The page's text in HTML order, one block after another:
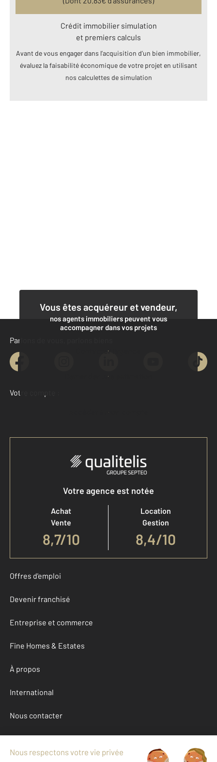
Crédit immobilier simulation
et premiers calculs
Avant de vous engager dans l’acquisition d’un bien immobilier,
évaluez la faisabilité économique de votre projet en utilisant
nos calculettes de simulation
Vous êtes acquéreur et vendeur,
nos agents immobiliers peuvent vous
accompagner dans vos projets
Contacter l'agence
Demander une estimation
Parlons de vous, parlons biens
Votre compte :
Accéder à mon compte
Votre agence est notée
Achat
Vente
8,7/10
Location
Gestion
8,4/10
Offres d'emploi
Devenir franchisé
Entreprise et commerce
Fine Homes & Estates
À propos
International
Nous contacter
Mentions légales & CGU et Barèmes d'honoraires